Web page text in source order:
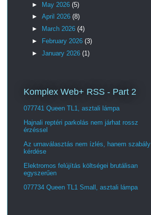
► May 2026 (5)
► April 2026 (8)
►
March 2026 (4)
►
February 2026 (3)
► January 2026 (1)
Komplex Web+ RSS - Part 2
077741 Queen TL1, asztali lámpa
Hajnali reptéri parkolás nem járhat rossz
érzéssel
Az urnaválasztás nem ízlés, hanem szabály
kérdése
Elektromos felújítás költségei brutálisan
egyszerűen
077734 Queen TL1 Small, asztali lámpa